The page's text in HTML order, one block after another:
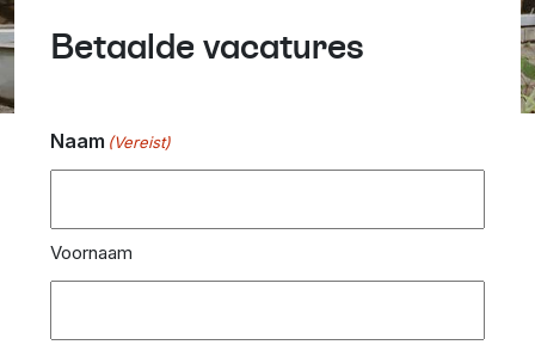
Betaalde vacatures
Naam (Vereist)
Voornaam